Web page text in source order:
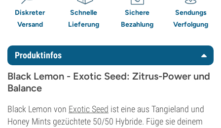
Diskreter
Versand
Schnelle
Lieferung
Sichere
Bezahlung
Sendungs
Verfolgung
Produktinfos
Black Lemon - Exotic Seed: Zitrus-Power und
Balance
Black Lemon von Exotic Seed ist eine aus Tangieland und
Honey Mints gezüchtete 50/50 Hybride. Füge sie deinem